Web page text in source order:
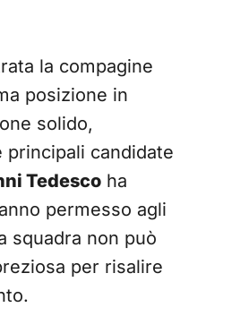
la compagine
posizione in
solido,
candidate
Tedesco ha
permesso agli
squadra non può
per risalire